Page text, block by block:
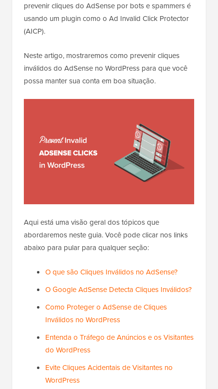
prevenir cliques do AdSense por bots e spammers é
usando um plugin como o Ad Invalid Click Protector
(AICP).
Neste artigo, mostraremos como prevenir cliques
inválidos do AdSense no WordPress para que você
possa manter sua conta em boa situação.
Aqui está uma visão geral dos tópicos que
abordaremos neste guia. Você pode clicar nos links
abaixo para pular para qualquer seção:
O que são Cliques Inválidos no AdSense?
O Google AdSense Detecta Cliques Inválidos?
Como Proteger o AdSense de Cliques
Inválidos no WordPress
Entenda o Tráfego de Anúncios e os Visitantes
do WordPress
Evite Cliques Acidentais de Visitantes no
WordPress